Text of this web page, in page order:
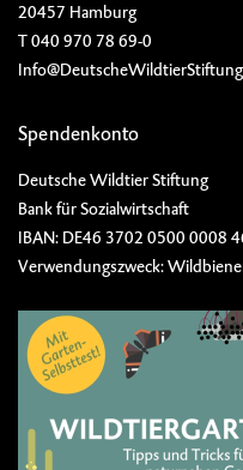
20457 Hamburg
T 040 970 78 69-0
Spendenkonto
Deutsche Wildtier Stiftung
Bank für Sozialwirtschaft
IBAN: DE46 3702 0500 0008
Verwendungszweck: